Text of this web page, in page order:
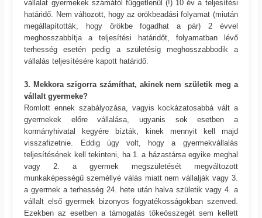
vállalat gyermekek számától függetlenül (!) 10 év a teljesítési
határidő. Nem változott, hogy az örökbeadási folyamat (miután
megállapították, hogy örökbe fogadhat a pár) 2 évvel
meghosszabbítja a teljesítési határidőt, folyamatban lévő
terhesség esetén pedig a születésig meghosszabbodik a
vállalás teljesítésére kapott határidő.
3. Mekkora szigorra számíthat, akinek nem születik meg a
vállalt gyermeke?
Romlott ennek szabályozása, vagyis kockázatosabbá vált a
gyermekek előre vállalása, ugyanis sok esetben a
kormányhivatal kegyére bízták, kinek mennyit kell majd
visszafizetnie. Eddig úgy volt, hogy a gyermekvállalás
teljesítésének kell tekinteni, ha 1. a házastársa egyike meghal
vagy 2. a gyermek megszületését megváltozott
munkaképességű személlyé válás miatt nem vállalják vagy 3.
a gyermek a terhesség 24. hete után halva születik vagy 4. a
vállalt első gyermek bizonyos fogyatékosságokban szenved.
Ezekben az esetben a támogatás tőkeösszegét sem kellett